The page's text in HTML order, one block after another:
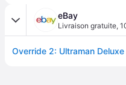
eBay
Livraison gratuite,